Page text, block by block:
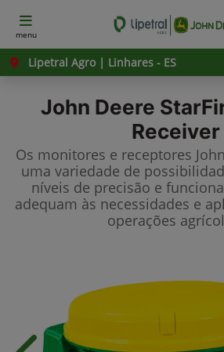
menu
Lipetral Agro | Linhares - ES
John Deere
Receiver
Os monitores e receptores
uma variedade de
níveis de precisão e
adequam às necessidades e
operações